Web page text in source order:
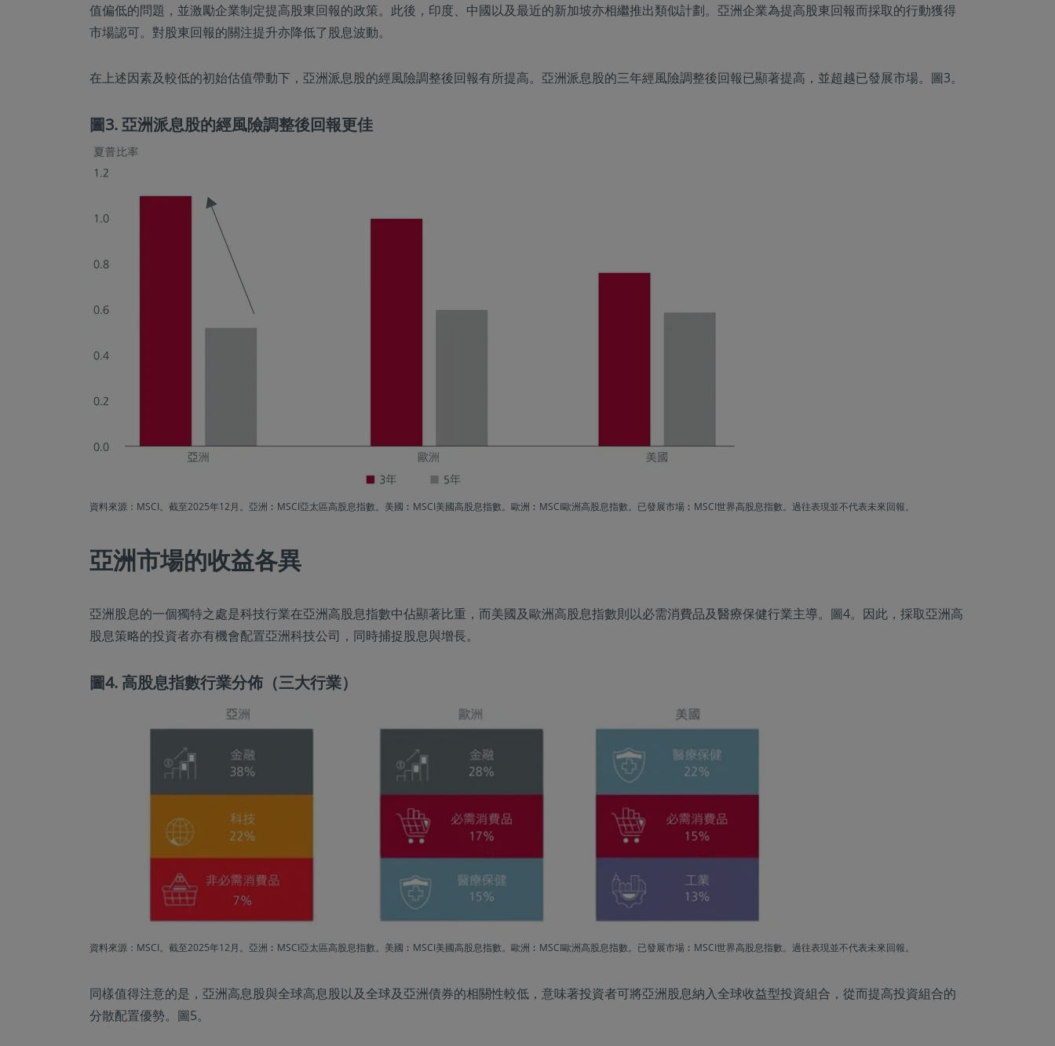
值偏低的問題，並激勵企業制定提高股東回報的政策。此後，印度、中國以及最近的新加坡亦相繼推出類似計劃。亞洲企業為提高股東回報而採取的行動獲得
市場認可。對股東回報的關注提升亦降低了股息波動。
在上述因素及較低的初始估值帶動下，亞洲派息股的經風險調整後回報有所提高。亞洲派息股的三年經風險調整後回報已顯著提高，並超越已發展市場。圖3。
圖3. 亞洲派息股的經風險調整後回報更佳
資料來源：MSCI。截至2025年12月。亞洲︰MSCI亞太區高股息指數。美國︰MSCI美國高股息指數。歐洲︰MSCI歐洲高股息指數。已發展市場︰MSCI世界高股息指數。過往表現並不代表未來回報。
亞洲市場的收益各異
亞洲股息的一個獨特之處是科技行業在亞洲高股息指數中佔顯著比重，而美國及歐洲高股息指數則以必需消費品及醫療保健行業主導。圖4。因此，採取亞洲高
股息策略的投資者亦有機會配置亞洲科技公司，同時捕捉股息與增長。
圖4. 高股息指數行業分佈（三大行業）
資料來源：MSCI。截至2025年12月。亞洲︰MSCI亞太區高股息指數。美國︰MSCI美國高股息指數。歐洲︰MSCI歐洲高股息指數。已發展市場︰MSCI世界高股息指數。過往表現並不代表未來回報。
同樣值得注意的是，亞洲高息股與全球高息股以及全球及亞洲債券的相關性較低，意味著投資者可將亞洲股息納入全球收益型投資組合，從而提高投資組合的
分散配置優勢。圖5。